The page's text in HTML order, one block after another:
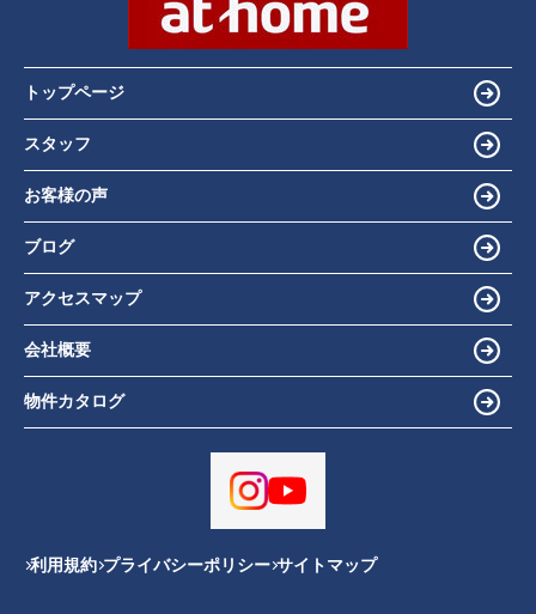
トップページ
スタッフ
お客様の声
ブログ
アクセスマップ
会社概要
物件カタログ
利用規約 プライバシーポリシー サイトマップ